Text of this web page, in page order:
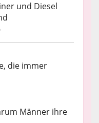
und Diesel
die immer
Männer ihre